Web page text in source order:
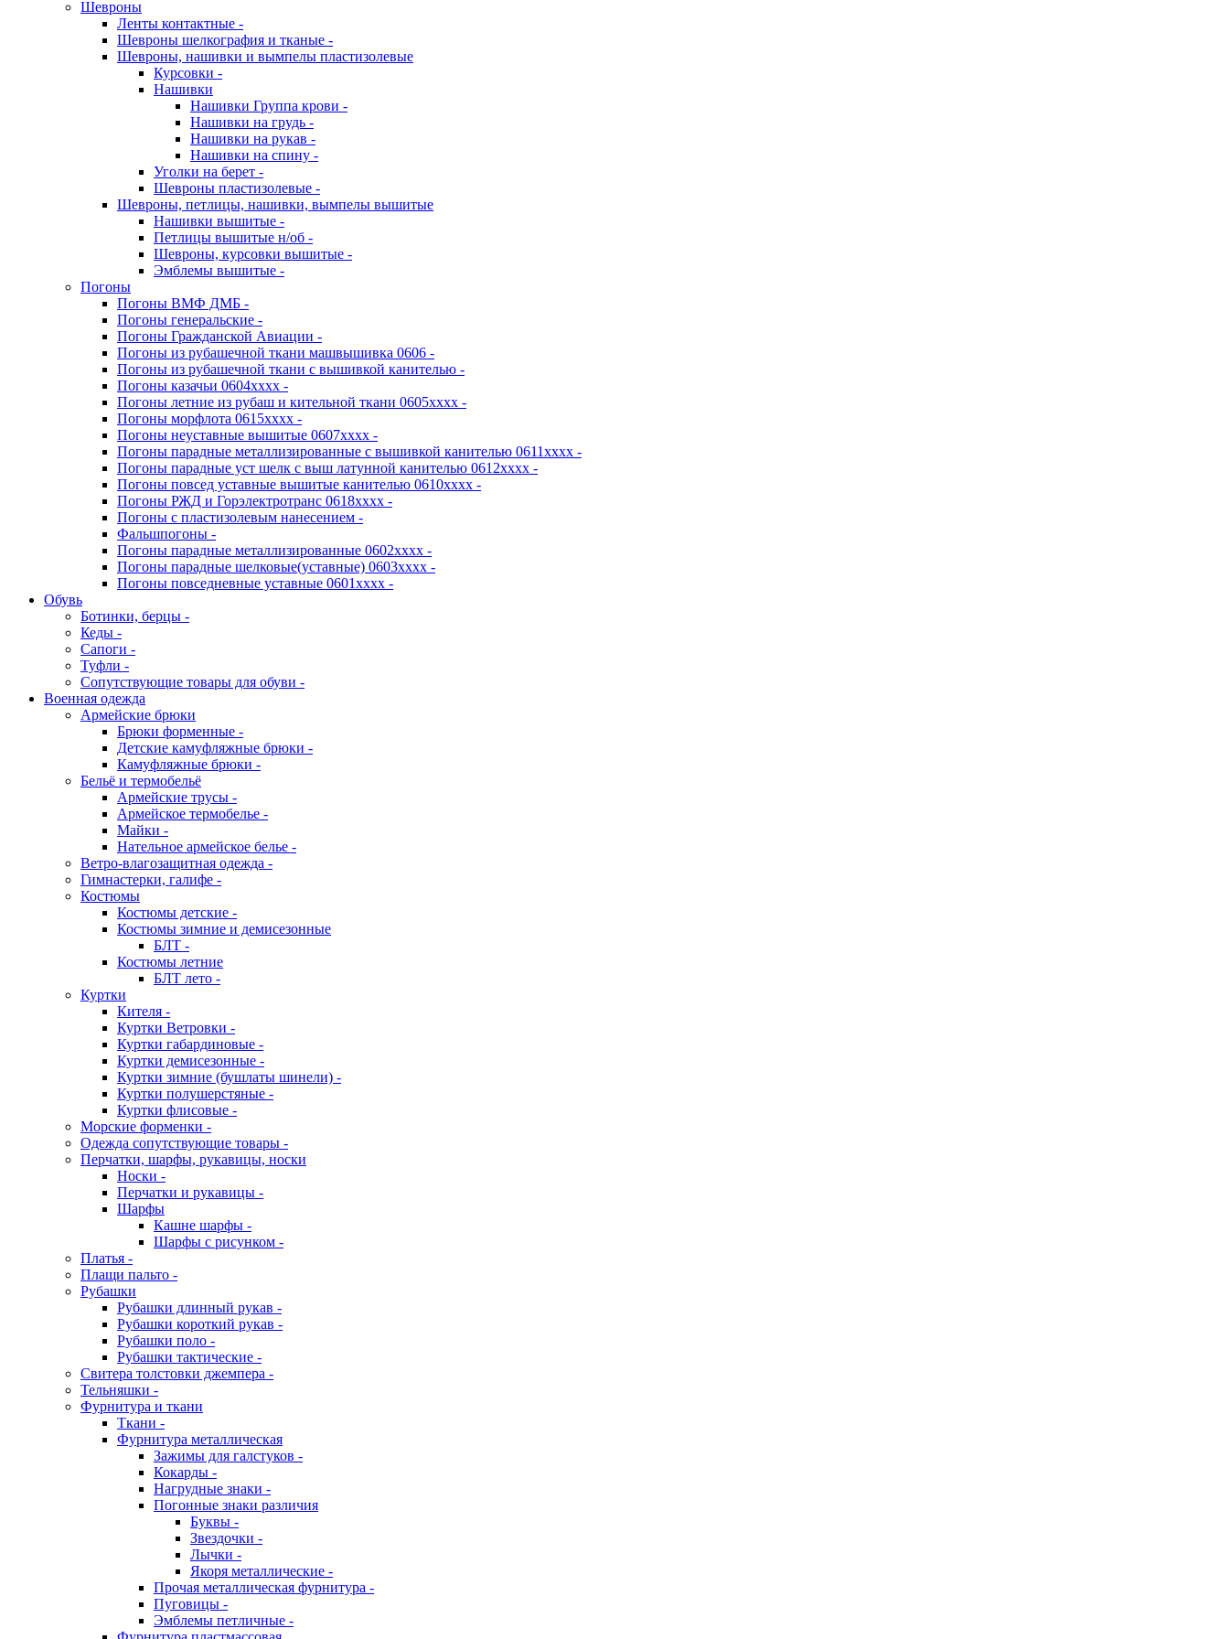
Шевроны
Ленты контактные -
Шевроны шелкография и тканые -
Шевроны, нашивки и вымпелы пластизолевые
Курсовки -
Нашивки
Нашивки Группа крови -
Нашивки на грудь -
Нашивки на рукав -
Нашивки на спину -
Уголки на берет -
Шевроны пластизолевые -
Шевроны, петлицы, нашивки, вымпелы вышитые
Нашивки вышитые -
Петлицы вышитые н/об -
Шевроны, курсовки вышитые -
Эмблемы вышитые -
Погоны
Погоны ВМФ ДМБ -
Погоны генеральские -
Погоны Гражданской Авиации -
Погоны из рубашечной ткани машвышивка 0606 -
Погоны из рубашечной ткани с вышивкой канителью -
Погоны казачьи 0604хххх -
Погоны летние из рубаш и кительной ткани 0605хххх -
Погоны морфлота 0615хххх -
Погоны неуставные вышитые 0607хххх -
Погоны парадные металлизированные с вышивкой канителью 0611хххх -
Погоны парадные уст шелк с выш латунной канителью 0612хххх -
Погоны повсед уставные вышитые канителью 0610хххх -
Погоны РЖД и Горэлектротранс 0618хххх -
Погоны с пластизолевым нанесением -
Фальшпогоны -
Погоны парадные металлизированные 0602хххх -
Погоны парадные шелковые(уставные) 0603хххх -
Погоны повседневные уставные 0601хххх -
Обувь
Ботинки, берцы -
Кеды -
Сапоги -
Туфли -
Сопутствующие товары для обуви -
Военная одежда
Армейские брюки
Брюки форменные -
Детские камуфляжные брюки -
Камуфляжные брюки -
Бельё и термобельё
Армейские трусы -
Армейское термобелье -
Майки -
Нательное армейское белье -
Ветро-влагозащитная одежда -
Гимнастерки, галифе -
Костюмы
Костюмы детские -
Костюмы зимние и демисезонные
БЛТ -
Костюмы летние
БЛТ лето -
Куртки
Кителя -
Куртки Ветровки -
Куртки габардиновые -
Куртки демисезонные -
Куртки зимние (бушлаты шинели) -
Куртки полушерстяные -
Куртки флисовые -
Морские форменки -
Одежда сопутствующие товары -
Перчатки, шарфы, рукавицы, носки
Носки -
Перчатки и рукавицы -
Шарфы
Кашне шарфы -
Шарфы с рисунком -
Платья -
Плащи пальто -
Рубашки
Рубашки длинный рукав -
Рубашки короткий рукав -
Рубашки поло -
Рубашки тактические -
Свитера толстовки джемпера -
Тельняшки -
Фурнитура и ткани
Ткани -
Фурнитура металлическая
Зажимы для галстуков -
Кокарды -
Нагрудные знаки -
Погонные знаки различия
Буквы -
Звездочки -
Лычки -
Якоря металлические -
Прочая металлическая фурнитура -
Пуговицы -
Эмблемы петличные -